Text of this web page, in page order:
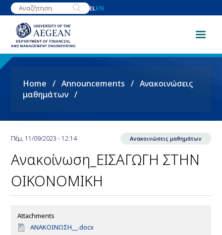
Skip
to
content
ELEN
Breadcrumb
Home Announcements
Ανακοινώσεις
μαθημάτων
Πέμ, 11/09/2023 - 12:14 Ανακοινώσεις μαθημάτων
Ανακοίνωση_ΕΙΣΑΓΩΓΗ ΣΤΗΝ
ΟΙΚΟΝΟΜΙΚΗ
Attachments
D
ΑΝΑΚΟΙΝΩΣΗ__.docx